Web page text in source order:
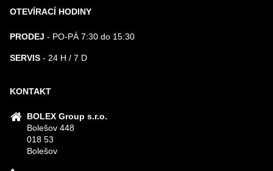
OTEVÍRACÍ HODINY
PRODEJ - PO-PÁ 7:30 do 15:30
SERVIS - 24 H / 7 D
KONTAKT
BOLEX Group s.r.o.
Bolešov 448
018 53
Bolešov